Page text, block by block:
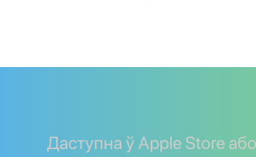
Даступна ў Apple Store